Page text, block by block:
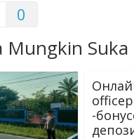
0
Mungkin Suka
-